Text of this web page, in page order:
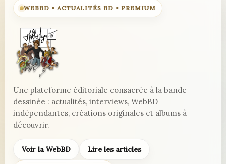
WEBBD • ACTUALITÉS BD • PREMIUM
Une plateforme éditoriale consacrée à la bande
dessinée : actualités, interviews, WebBD
indépendantes, créations originales et albums à
découvrir.
Voir la WebBD Lire les articles